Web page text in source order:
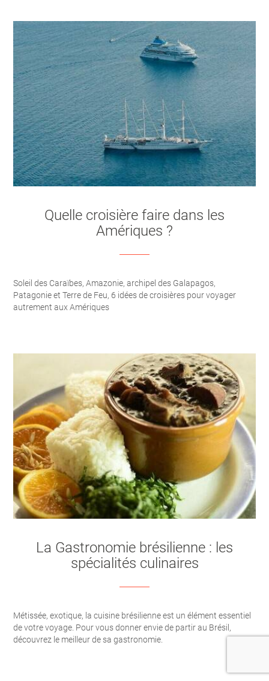
Quelle croisière faire dans les
Amériques ?
Soleil des Caraïbes, Amazonie, archipel des Galapagos,
Patagonie et Terre de Feu, 6 idées de croisières pour voyager
autrement aux Amériques
La Gastronomie brésilienne : les
spécialités culinaires
Métissée, exotique, la cuisine brésilienne est un élément essentiel
de votre voyage. Pour vous donner envie de partir au Brésil,
découvrez le meilleur de sa gastronomie.